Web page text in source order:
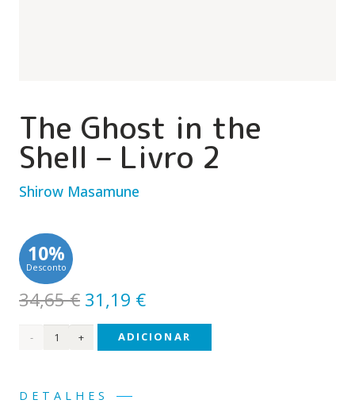
The Ghost in the
Shell – Livro 2
Shirow Masamune
10%
Desconto
34,65€ O
preço
original
34,65 €.
31,19 €O
preço
atual
Quantidade
ADICIONAR
DETALHES